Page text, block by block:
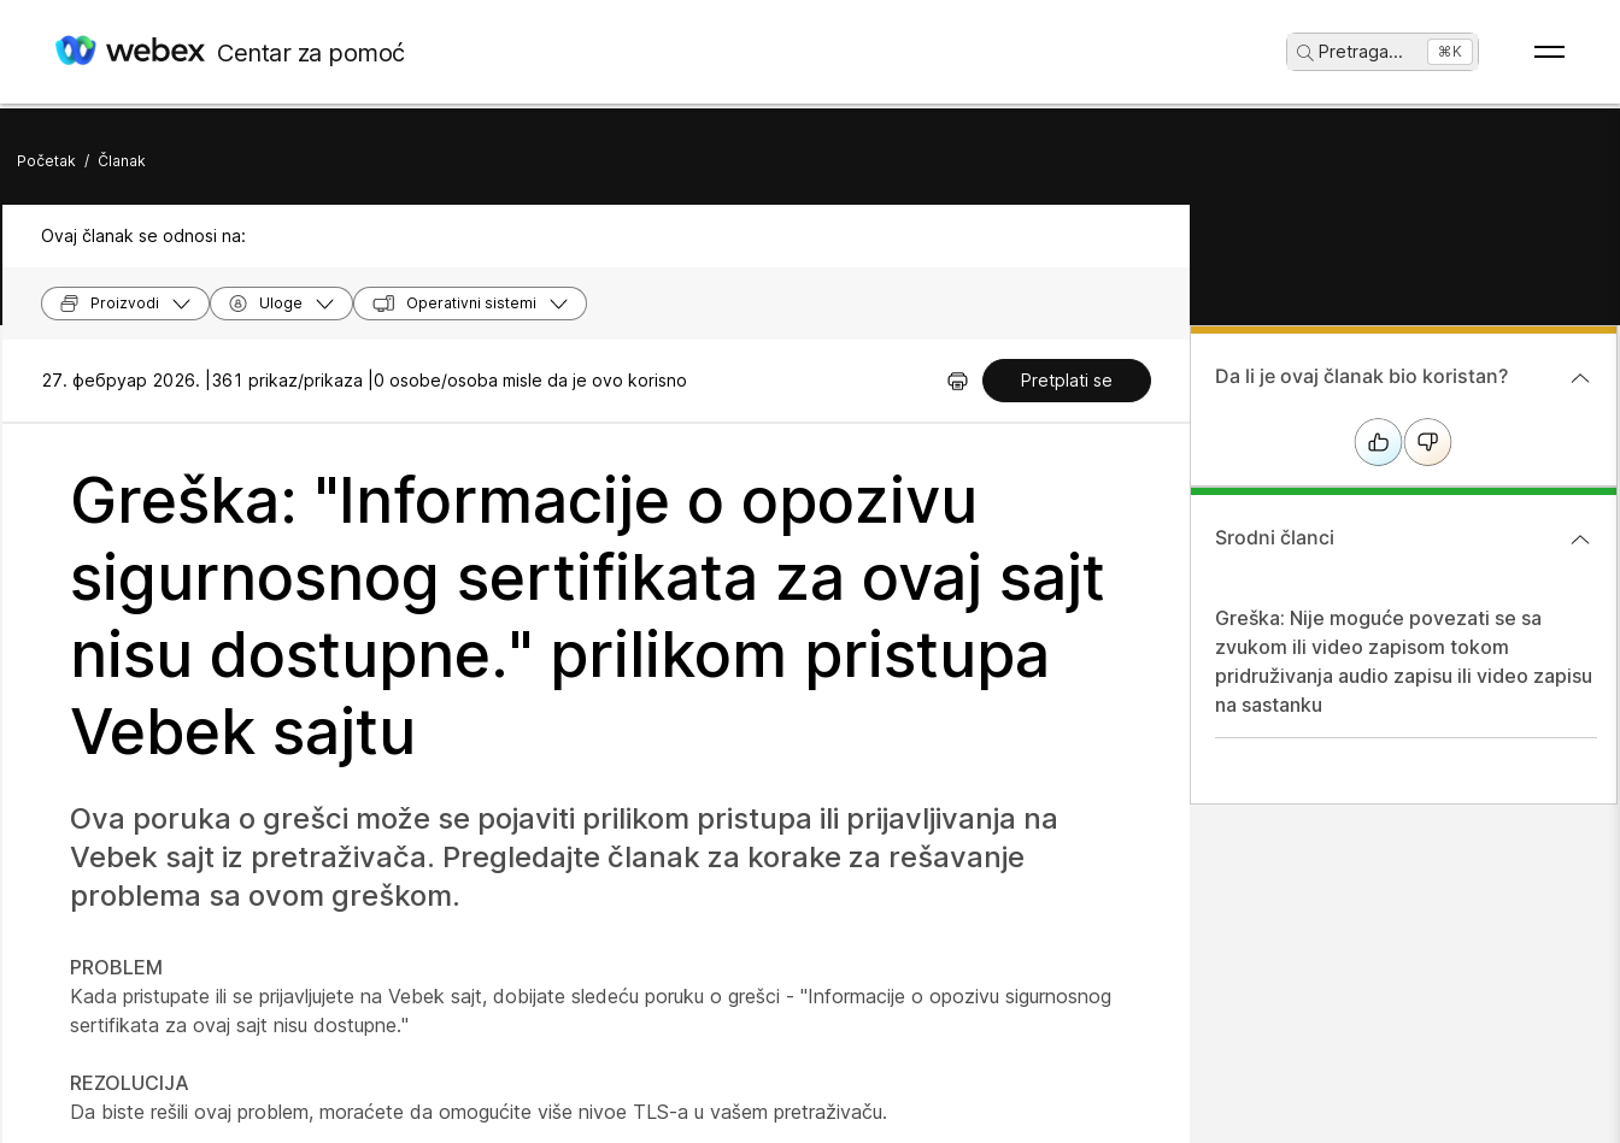
Centar za pomoć Pretraga... ⌘K
Početak / Članak
Ovaj članak se odnosi na:
Proizvodi Uloge Operativni sistemi
27. фебруар 2026. | 361 prikaz/prikaza | 0 osobe/osoba misle da je ovo korisno Pretplati se
Greška: "Informacije o opozivu
sigurnosnog sertifikata za ovaj sajt
nisu dostupne." prilikom pristupa
Vebek sajtu
Ova poruka o grešci može se pojaviti prilikom pristupa ili prijavljivanja na
Vebek sajt iz pretraživača. Pregledajte članak za korake za rešavanje
problema sa ovom greškom.
PROBLEM
Kada pristupate ili se prijavljujete na Vebek sajt, dobijate sledeću poruku o grešci - "Informacije o opozivu sigurnosnog
sertifikata za ovaj sajt nisu dostupne."
REZOLUCIJA
Da biste rešili ovaj problem, moraćete da omogućite više nivoe TLS-a u vašem pretraživaču.
Da li je ovaj članak bio koristan?
Srodni članci
Greška: Nije moguće povezati se sa
zvukom ili video zapisom tokom
pridruživanja audio zapisu ili video zapisu
na sastanku